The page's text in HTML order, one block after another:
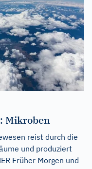
Mikroben
reist durch die
und produziert
Früher Morgen und